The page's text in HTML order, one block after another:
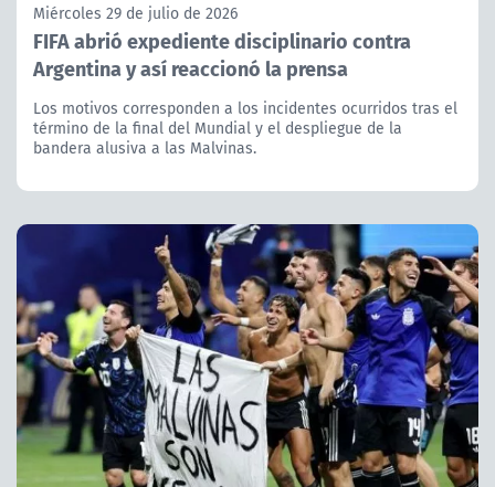
Miércoles 29 de julio de 2026
FIFA abrió expediente disciplinario contra
Argentina y así reaccionó la prensa
Los motivos corresponden a los incidentes ocurridos tras el
término de la final del Mundial y el despliegue de la
bandera alusiva a las Malvinas.